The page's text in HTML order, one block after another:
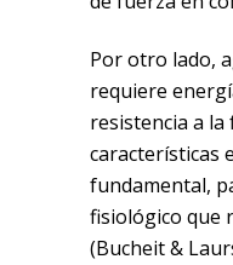
Por otro lado,
requiere
resistencia a
características
fundamental,
fisiológico que
(Bucheit &